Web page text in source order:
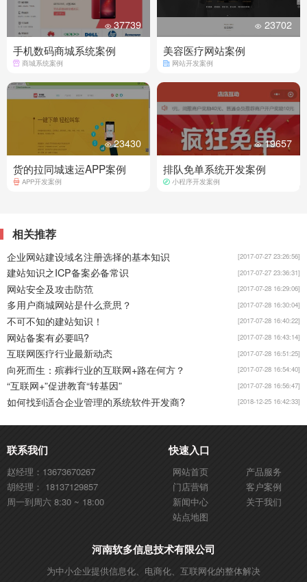
37739
手机数码商城系统案例
商城系统案例
23702
美容医疗网站案例
网站开发案例
23430
货的拉同城速运APP案例
APP开发案例
19657
排队免单系统开发案例
小程序开发案例
相关推荐
企业网站建设域名注册选择的基本知识 [2017-07-27 23:26:56]
建站知识之ICP备案必备常识 [2017-07-27 23:36:31]
网站安全及攻击防范 [2017-07-28 16:29:06]
多用户商城网站是什么意思？ [2017-07-28 16:30:04]
不可不知的建站知识！ [2017-07-28 16:40:22]
网站备案有必要吗? [2017-07-28 16:43:14]
互联网医疗行业最新动态 [2017-07-28 16:51:25]
向死而生：殡葬行业的互联网+路在何方？ [2017-07-28 16:54:40]
“互联网+”促进教育“转基因” [2017-07-28 16:56:47]
如何找到适合企业管理的系统软件开发商? [2018-12-25 16:42:33]
联系我们
赵经理：13673670267
胡经理： 18137129857
周一到周六 8:30 ~ 18:00
快速入口
网站首页
产品服务
门店营销
客户案例
新闻中心
关于我们
站点地图
河南软多信息技术有限公司
为中小企业提供信息化、电商化、互联网化的整体解决